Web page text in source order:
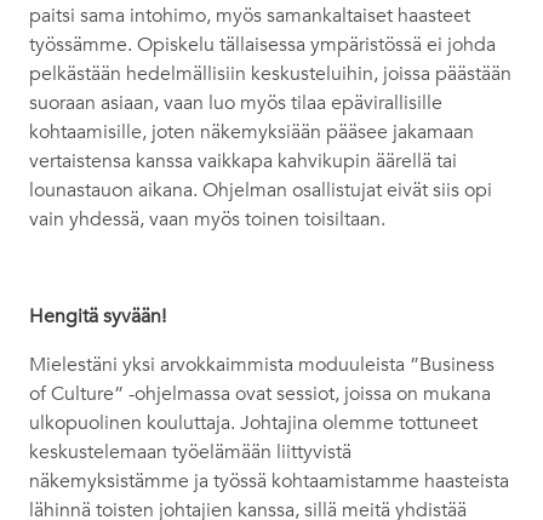
paitsi sama intohimo, myös samankaltaiset haasteet
työssämme. Opiskelu tällaisessa ympäristössä ei johda
pelkästään hedelmällisiin keskusteluihin, joissa päästään
suoraan asiaan, vaan luo myös tilaa epävirallisille
kohtaamisille, joten näkemyksiään pääsee jakamaan
vertaistensa kanssa vaikkapa kahvikupin äärellä tai
lounastauon aikana. Ohjelman osallistujat eivät siis opi
vain yhdessä, vaan myös toinen toisiltaan.
Hengitä syvään!
Mielestäni yksi arvokkaimmista moduuleista ”Business
of Culture” -ohjelmassa ovat sessiot, joissa on mukana
ulkopuolinen kouluttaja. Johtajina olemme tottuneet
keskustelemaan työelämään liittyvistä
näkemyksistämme ja työssä kohtaamistamme haasteista
lähinnä toisten johtajien kanssa, sillä meitä yhdistää